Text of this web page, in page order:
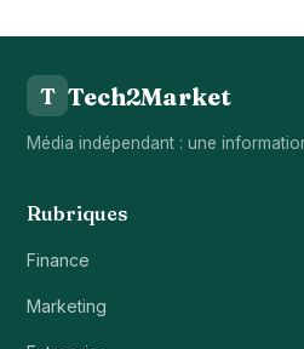
T Tech2Market
Média indépendant : une
Rubriques
Finance
Marketing